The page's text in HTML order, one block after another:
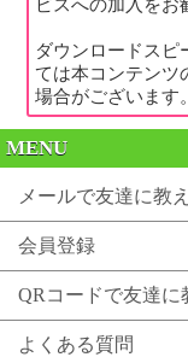
ビスへの加入をお
ダウンロードスピ
ては本コンテンツ
場合がございます。
MENU
メールで友達に教
会員登録
QRコードで友達に
よくある質問